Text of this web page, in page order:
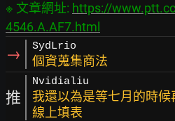
※ 文章網址: https://
4546.A.AF7.html
→ SydLrio
個資蒐集商法
推
Nvidialiu
我還以為是等七月的時
線上填表